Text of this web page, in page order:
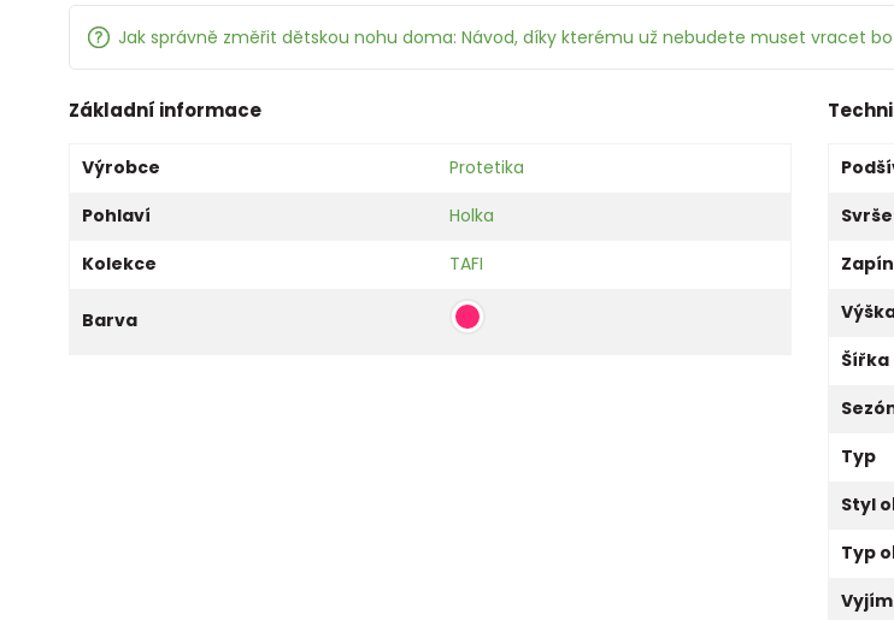
Jak správně změřit dětskou nohu doma: Návod, díky kterému už nebudete muset vracet
Základní informace
Výrobce
Protetika
Pohlaví
Holka
Kolekce
TAFI
Barva
Typ
Styl
Typ